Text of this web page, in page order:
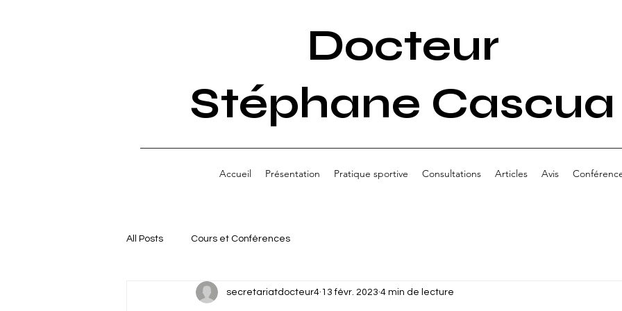
Docteur
Stéphane Cascua
Accueil Présentation Pratique sportive Consultations Articles Avis
All Posts Cours et Conférences
secretariatdocteur4 13 févr. 2023 4 min de lecture